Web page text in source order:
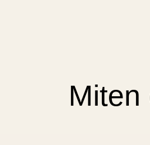
Miten